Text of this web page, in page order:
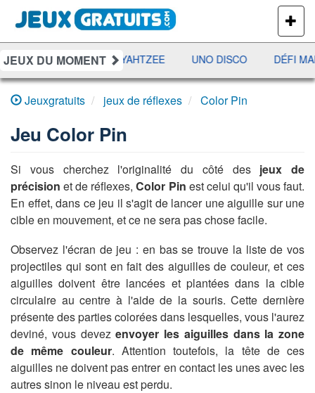
PLUS
DE
JEUX
JEUX DU MOMENT
RAMI JETX YAHTZEE UNO DISCO DÉFI
Jeuxgratuits jeux de réflexes Color Pin
Jeu Color Pin
Si vous cherchez l'originalité du côté des jeux de
précision et de réflexes,Color Pin est celui qu'il vous faut.
En effet, dans ce jeu il s'agit de lancer une aiguille sur une
cible en mouvement, et ce ne sera pas chose facile.
Observez l'écran de jeu : en bas se trouve la liste de vos
projectiles qui sont en fait des aiguilles de couleur, et ces
aiguilles doivent être lancées et plantées dans la cible
circulaire au centre à l'aide de la souris. Cette dernière
présente des parties colorées dans lesquelles, vous l'aurez
deviné, vous devezenvoyer les aiguilles dans la zone
de même couleur. Attention toutefois, la tête de ces
aiguilles ne doivent pas entrer en contact les unes avec les
autres sinon le niveau est perdu.